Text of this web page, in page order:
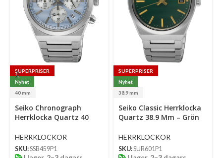
SUPERPRISER
Nyhet
40 mm
Select
options
Seiko Chronograph
Herrklocka Quartz 40
Urtavla Med Stållänk
HERRKLOCKOR
SKU:SSB459P1
SUPERPRISER
Nyhet
38.9 mm
Select
options
Seiko Classic Herrklocka
Quartz 38.9 Mm – Grön
Stållänk
HERRKLOCKOR
SKU:SUR601P1